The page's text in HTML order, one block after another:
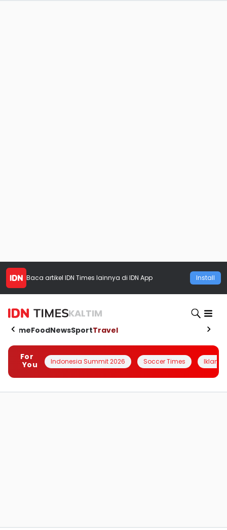
Baca artikel IDN Times lainnya di IDN App Install
KALTIM
HomeFoodNewsSportTravel
For
You
Indonesia Summit 2026 Soccer Times Iklanin